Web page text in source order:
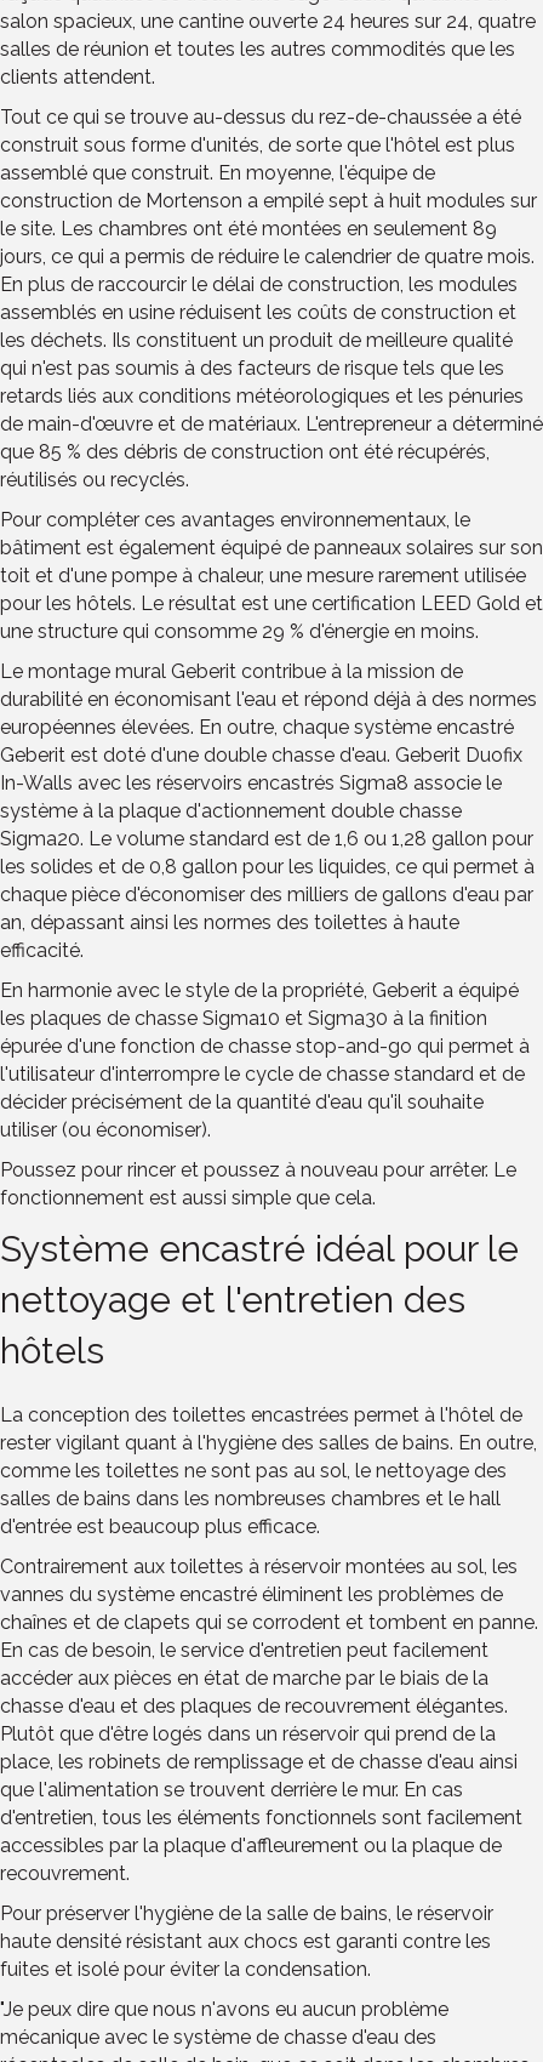
salon spacieux, une cantine ouverte 24 heures sur 24, quatre
salles de réunion et toutes les autres commodités que les
clients attendent.
Tout ce qui se trouve au-dessus du rez-de-chaussée a été
construit sous forme d'unités, de sorte que l'hôtel est plus
assemblé que construit. En moyenne, l'équipe de
construction de Mortenson a empilé sept à huit modules sur
le site. Les chambres ont été montées en seulement 89
jours, ce qui a permis de réduire le calendrier de quatre mois.
En plus de raccourcir le délai de construction, les modules
assemblés en usine réduisent les coûts de construction et
les déchets. Ils constituent un produit de meilleure qualité
qui n'est pas soumis à des facteurs de risque tels que les
retards liés aux conditions météorologiques et les pénuries
de main-d'œuvre et de matériaux. L'entrepreneur a déterminé
que 85 % des débris de construction ont été récupérés,
réutilisés ou recyclés.
Pour compléter ces avantages environnementaux, le
bâtiment est également équipé de panneaux solaires sur son
toit et d'une pompe à chaleur, une mesure rarement utilisée
pour les hôtels. Le résultat est une certification LEED Gold et
une structure qui consomme 29 % d'énergie en moins.
Le montage mural Geberit contribue à la mission de
durabilité en économisant l'eau et répond déjà à des normes
européennes élevées. En outre, chaque système encastré
Geberit est doté d'une double chasse d'eau. Geberit Duofix
In-Walls avec les réservoirs encastrés Sigma8 associe le
système à la plaque d'actionnement double chasse
Sigma20. Le volume standard est de 1,6 ou 1,28 gallon pour
les solides et de 0,8 gallon pour les liquides, ce qui permet à
chaque pièce d'économiser des milliers de gallons d'eau par
an, dépassant ainsi les normes des toilettes à haute
efficacité.
En harmonie avec le style de la propriété, Geberit a équipé
les plaques de chasse Sigma10 et Sigma30 à la finition
épurée d'une fonction de chasse stop-and-go qui permet à
l'utilisateur d'interrompre le cycle de chasse standard et de
décider précisément de la quantité d'eau qu'il souhaite
utiliser (ou économiser).
Poussez pour rincer et poussez à nouveau pour arrêter. Le
fonctionnement est aussi simple que cela.
Système encastré idéal pour le
nettoyage et l'entretien des
hôtels
La conception des toilettes encastrées permet à l'hôtel de
rester vigilant quant à l'hygiène des salles de bains. En outre,
comme les toilettes ne sont pas au sol, le nettoyage des
salles de bains dans les nombreuses chambres et le hall
d'entrée est beaucoup plus efficace.
Contrairement aux toilettes à réservoir montées au sol, les
vannes du système encastré éliminent les problèmes de
chaînes et de clapets qui se corrodent et tombent en panne.
En cas de besoin, le service d'entretien peut facilement
accéder aux pièces en état de marche par le biais de la
chasse d'eau et des plaques de recouvrement élégantes.
Plutôt que d'être logés dans un réservoir qui prend de la
place, les robinets de remplissage et de chasse d'eau ainsi
que l'alimentation se trouvent derrière le mur. En cas
d'entretien, tous les éléments fonctionnels sont facilement
accessibles par la plaque d'affleurement ou la plaque de
recouvrement.
Pour préserver l'hygiène de la salle de bains, le réservoir
haute densité résistant aux chocs est garanti contre les
fuites et isolé pour éviter la condensation.
"Je peux dire que nous n'avons eu aucun problème
mécanique avec le système de chasse d'eau des